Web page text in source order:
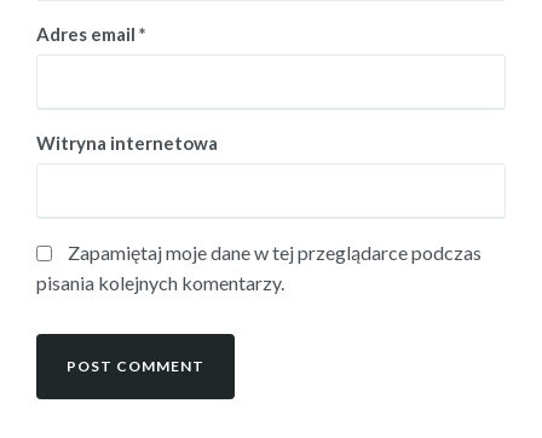
Adres email *
Witryna internetowa
Zapamiętaj moje dane w tej przeglądarce podczas
pisania kolejnych komentarzy.